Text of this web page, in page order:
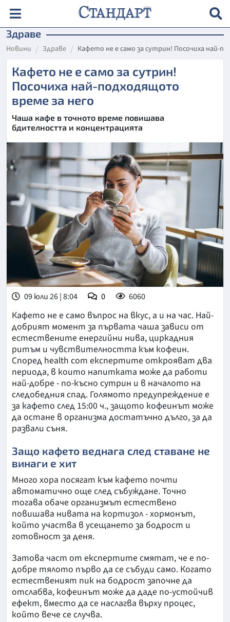
Здраве
Новини Здраве Кафето не е само за сутрин! Посочиха най-
Кафето не е само за сутрин!
Посочиха най-подходящото
време за него
Чаша кафе в точното време повишава
бдителността и концентрацията
09 юли 26 | 8:04 0 6060
Кафето не е само въпрос на вкус, а и на час. Най-
добрият момент за първата чаша зависи от
естествените енергийни нива, циркадния
ритъм и чувствителността към кофеин.
Според health com експертите открояват два
периода, в които напитката може да работи
най-добре - по-късно сутрин и в началото на
следобедния спад. Голямото предупреждение е
за кафето след 15:00 ч., защото кофеинът може
да остане в организма достатъчно дълго, за да
развали съня.
Защо кафето веднага след ставане не
винаги е хит
Много хора посягат към кафето почти
автоматично още след събуждане. Точно
тогава обаче организмът естествено
повишава нивата на кортизол - хормонът,
който участва в усещането за бодрост и
готовност за деня.
Затова част от експертите смятат, че е по-
добре тялото първо да се събуди само. Когато
естественият пик на бодрост започне да
отслабва, кофеинът може да даде по-устойчив
ефект, вместо да се наслагва върху процес,
който вече се случва.